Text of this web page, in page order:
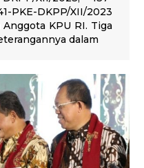
PKE-DKPP/XII/2023
KPU RI. Tiga
dalam